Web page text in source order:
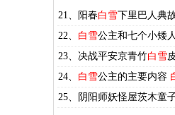
21、阳春白雪下里巴人典
22、 白雪公主和七个小矮
23、决战平安京青竹白雪
24、 白雪公主的主要内容
25、阴阳师妖怪屋茨木童